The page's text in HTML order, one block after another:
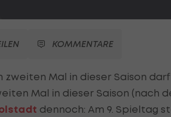
KOMMENTARE
zweiten Mal in dieser Saison darf
Mal in dieser Saison (nach
dennoch: Am 9. Spieltag